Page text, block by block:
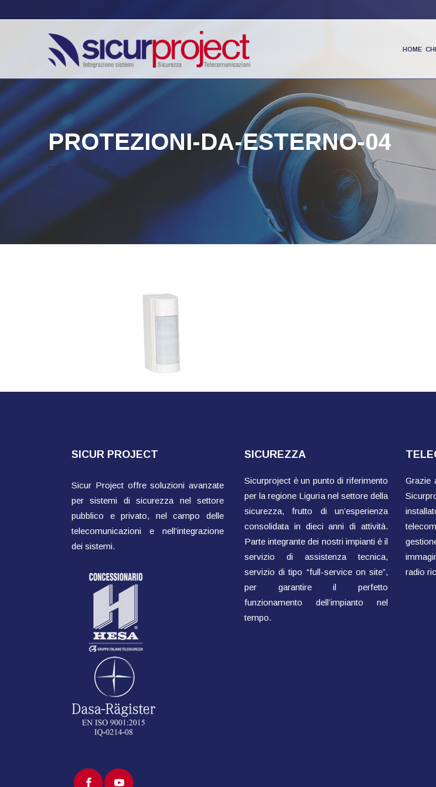
HOME
PRODOTTI
PARTNER
PROTEZIONI-DA-ESTERNO-04
SICUR PROJECT
Sicur Project offre soluzioni avanzate
per sistemi di sicurezza nel settore
pubblico e privato, nel campo delle
telecomunicazioni e nell’integrazione
dei sistemi.
SICUREZZA
Sicurproject è un punto di riferimento
per la regione Liguria nel settore della
sicurezza, frutto di un’esperienza
consolidata in dieci anni di attività.
Parte integrante dei nostri impianti è il
servizio di assistenza tecnica,
servizio di tipo “full-service on site”,
per garantire il perfetto
funzionamento dell’impianto nel
tempo.
Grazie
radio